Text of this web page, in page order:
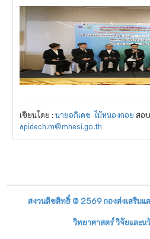
เขียนโดย :นายอภิเดช ไม้หนองกอย สอ
apidech.m@mhesi.go.th
สงวนลิขสิทธิ์ © 2569 กองส่งเสริมแ
วิทยาศาสตร์ วิจัยและน